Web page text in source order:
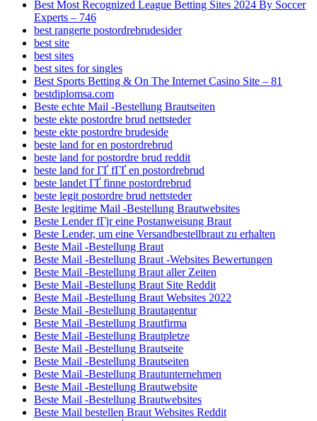
Best Most Recognized League Betting Sites 2024 By Soccer
Experts – 746
best rangerte postordrebrudesider
best site
best sites
best sites for singles
Best Sports Betting & On The Internet Casino Site – 81
bestdiplomsa.com
Beste echte Mail -Bestellung Brautseiten
beste ekte postordre brud nettsteder
beste ekte postordre brudeside
beste land for en postordrebrud
beste land for postordre brud reddit
beste land for ГҐ fГҐ en postordrebrud
beste landet ГҐ finne postordrebrud
beste legit postordre brud nettsteder
Beste legitime Mail -Bestellung Brautwebsites
Beste Lender fГјr eine Postanweisung Braut
Beste Lender, um eine Versandbestellbraut zu erhalten
Beste Mail -Bestellung Braut
Beste Mail -Bestellung Braut -Websites Bewertungen
Beste Mail -Bestellung Braut aller Zeiten
Beste Mail -Bestellung Braut Site Reddit
Beste Mail -Bestellung Braut Websites 2022
Beste Mail -Bestellung Brautagentur
Beste Mail -Bestellung Brautfirma
Beste Mail -Bestellung Brautpletze
Beste Mail -Bestellung Brautseite
Beste Mail -Bestellung Brautseiten
Beste Mail -Bestellung Brautunternehmen
Beste Mail -Bestellung Brautwebsite
Beste Mail -Bestellung Brautwebsites
Beste Mail bestellen Braut Websites Reddit